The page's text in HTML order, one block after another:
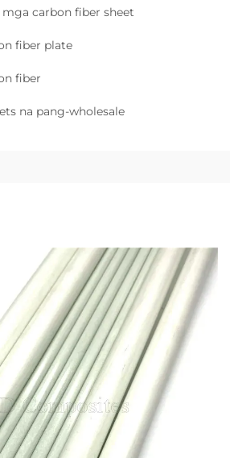
carbon fiber sheet
fiber plate
fiber
na pang-wholesale